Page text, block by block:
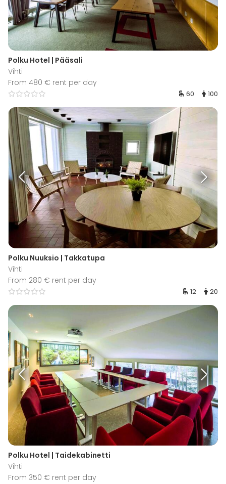
Polku Hotel | Pääsali
Vihti
From 480 € rent per day
60 100
Polku Nuuksio | Takkatupa
Vihti
From 280 € rent per day
12 20
Polku Hotel | Taidekabinetti
Vihti
From 350 € rent per day